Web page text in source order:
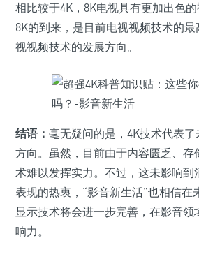
相比较于4K，8K电视具有更加出色
8K的到来，是目前电视视频技术的
视视频技术的发展方向。
结语： 毫无疑问的是，4K技术代表
方向。虽然，目前由于内容匮乏、存
术难以发挥实力。不过，这未影响到
表现的热衷，“影音新生活”也相信在
显示技术将会进一步完善，在影音领
响力。